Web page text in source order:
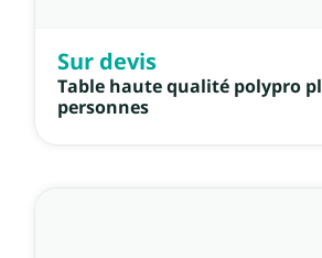
Sur devis
Table haute qualité polypro
personnes